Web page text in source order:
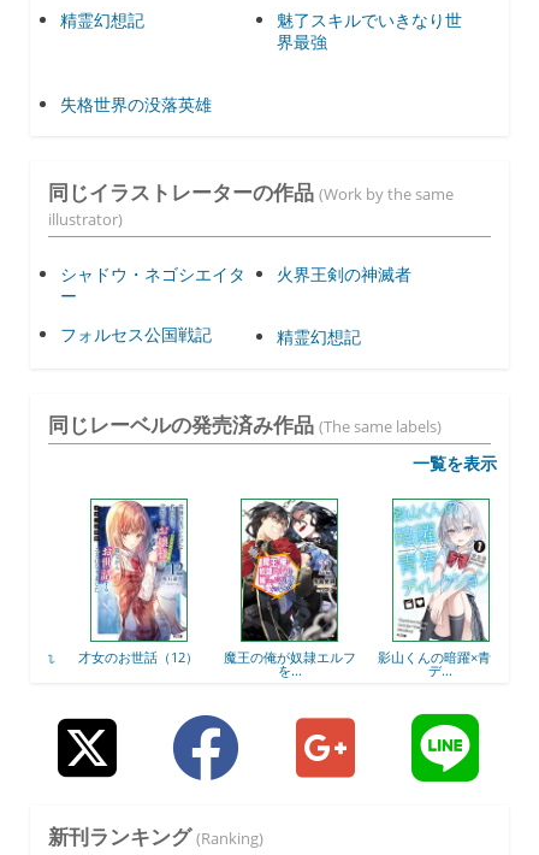
精霊幻想記
魅了スキルでいきなり世
界最強
失格世界の没落英雄
同じイラストレーターの作品 (Work by the same
illustrator)
シャドウ・ネゴシエイタ
ー
フォルセス公国戦記
火界王剣の神滅者
精霊幻想記
同じレーベルの発売済み作品 (The same labels)
一覧を表示
才女のお世話（12） 魔王の俺が奴隷エルフ
を...
影山くんの暗躍×青春
デ...
新刊ランキング (Ranking)